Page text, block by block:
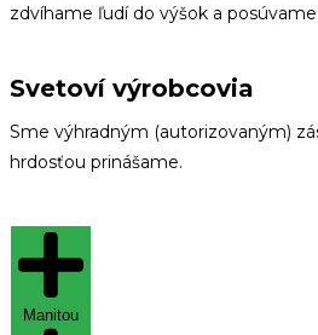
zdvíhame ľudí do výšok a
Svetoví výrobcovia
Sme výhradným (autorizovaným)
hrdosťou prinášame.
Manitou